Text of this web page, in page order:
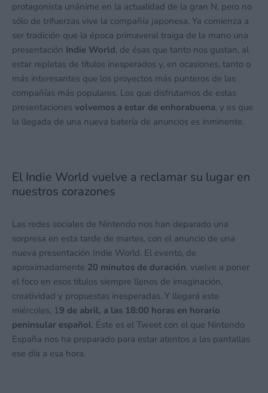
protagonista unánime en la actualidad de la gran N, pero no
sólo de trifuerzas vive la compañía japonesa. Ya comienza a
ser tradición que la época primaveral traiga de la mano una
presentación Indie World, de ésas que tanto nos gustan, al
estar repletas de títulos inesperados y, en ocasiones, tanto o
más interesantes que los proyectos más punteros de las
compañías más populares. Los que disfrutamos de estas
presentaciones volvemos a estar de enhorabuena, y es que
la llegada de una nueva batería de anuncios es inminente.
El Indie World vuelve a reclamar su lugar en
nuestros corazones
Las redes sociales de Nintendo nos han deparado una
sorpresa en esta tarde de martes, con el anuncio de una
nueva presentación Indie World. El evento, de
aproximadamente 20 minutos de duración, vuelve a poner
el foco en esos títulos siempre llenos de imaginación,
creatividad y propuestas inesperadas. Y llegará este
miércoles, 19 de abril, a las 18:00 horas en horario
peninsular español. Éste es el Tweet con el que Nintendo
España nos ha preparado para estar atentos a las pantallas
ese día a esa hora.